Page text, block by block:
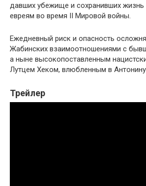
давших убежище и сохранивших жизнь
евреям во время II Мировой войны.
Ежедневный риск и опасность
Жабинских взаимоотношениями с
а ныне высокопоставленным
Лутцем Хеком, влюбленным в Антонину.
Трейлер